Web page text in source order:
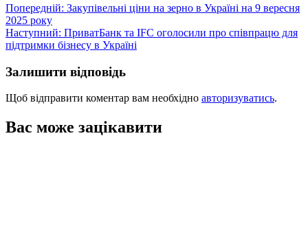
Навігація
записів
Попередній: Закупівельні ціни на зерно в Україні на 9 вересня
2025 року
Наступний: ПриватБанк та IFC оголосили про співпрацю для
підтримки бізнесу в Україні
Залишити відповідь
Щоб відправити коментар вам необхідно авторизуватись.
Вас може зацікавити